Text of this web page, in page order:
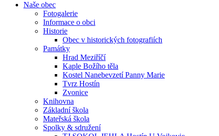
Naše obec
Fotogalerie
Informace o obci
Historie
Obec v historických fotografiích
Památky
Hrad Meziříčí
Kaple Božího těla
Kostel Nanebevzetí Panny Marie
Tvrz Hostín
Zvonice
Knihovna
Základní škola
Mateřská škola
Spolky & sdružení